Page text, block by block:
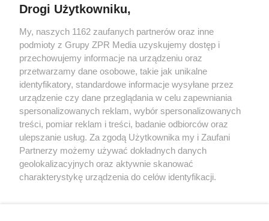
Żaden utwór zamieszczony w serwisie nie może być powielany i
rozpowszechniany lub dalej rozpowszechniany w jakikolwiek sposób (w
tym także elektroniczny lub mechaniczny) na jakimkolwiek polu
eksploatacji w jakiejkolwiek formie, włącznie z umieszczaniem w
Internecie bez pisemnej zgody właściciela praw. Jakiekolwiek użycie lub
wykorzystanie utworów w całości lub w części z naruszeniem prawa,
tzn. bez właściwej zgody, jest zabronione pod groźbą kary i może być
ścigane prawnie.
Drogi Użytkowniku,
My, naszych 1162 zaufanych partnerów oraz inne
podmioty z Grupy ZPR Media uzyskujemy dostęp i
przechowujemy informacje na urządzeniu oraz
przetwarzamy dane osobowe, takie jak unikalne
identyfikatory, standardowe informacje wysyłane przez
urządzenie czy dane przeglądania w celu zapewniania
spersonalizowanych reklam, wybór spersonalizowanych
treści, pomiar reklam i treści, badanie odbiorców oraz
ulepszanie usług. Za zgodą Użytkownika my i Zaufani
Partnerzy możemy używać dokładnych danych
geolokalizacyjnych oraz aktywnie skanować
charakterystykę urządzenia do celów identyfikacji.